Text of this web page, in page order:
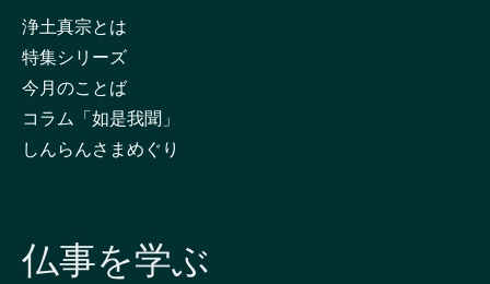
浄土真宗とは
特集シリーズ
今月のことば
コラム「如是我聞」
しんらんさまめぐり
仏事を学ぶ